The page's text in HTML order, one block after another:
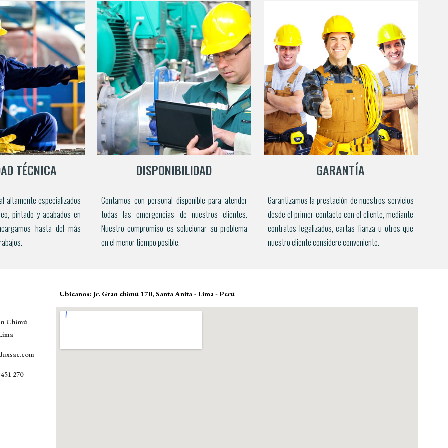
TÉCNICA
altamenteespecializados
pintado y acabados en
hasta del más
DISPONIBILIDAD
Contamos con personal disponible para atender
todas las emergencias de nuestros clientes.
Nuestro compromiso es solucionar su problema
en el menor tiempo posible.
GARANTÍA
Garantizamos la prestación de nuestros servicios
desde el primer contacto con el cliente, mediante
contratos legalizados, cartas fianza u otros que
nuestro cliente considere conveniente.
Chimú
270
Ubícanos: Jr. Gran chimú 170, Santa Anita - Lima - Perú